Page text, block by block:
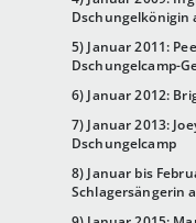
Dschungelkönigin
5) Januar 2011:
Dschungelcamp-
6) Januar 2012:
7) Januar 2013:
Dschungelcamp
8) Januar bis
Schlagersängerin